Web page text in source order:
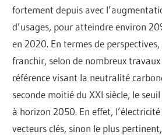
fortement depuis avec
d’usages, pour atteindre environ
en 2020. En termes de
franchir, selon de nombreux
référence visant la neutralité
seconde moitié du XXI siècle, le
à horizon 2050. En effet, l’électricité
vecteurs clés, sinon le plus